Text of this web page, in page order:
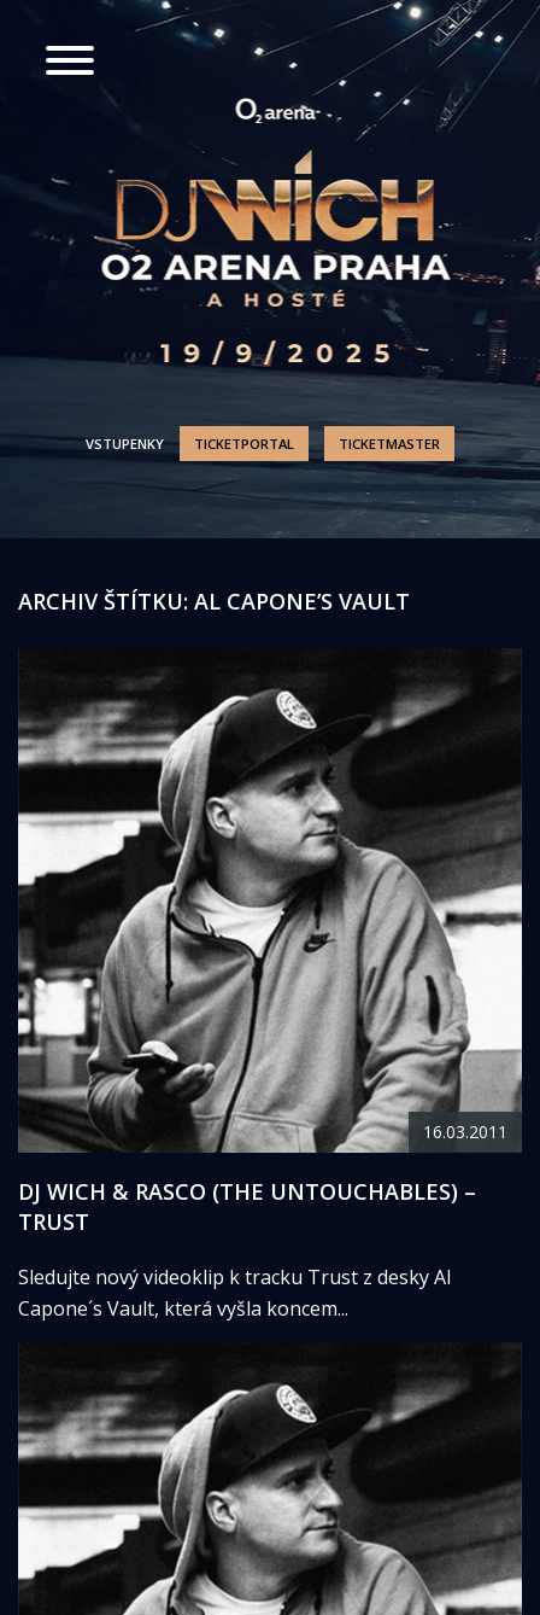
VSTUPENKY TICKETPORTAL TICKETMASTER
ARCHIV ŠTÍTKU: AL CAPONE’S VAULT
16.03.2011
DJ WICH & RASCO (THE UNTOUCHABLES) –
TRUST
Sledujte nový videoklip k tracku Trust z desky Al
Capone´s Vault, která vyšla koncem...